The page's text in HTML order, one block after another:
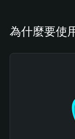
為什麼要使